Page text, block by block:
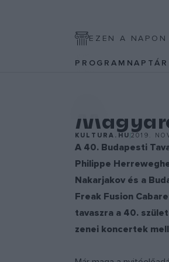
EZEN A NAPON
PROGRAMNAPTÁR
KULTURA.HU 2019.
A 40. Budapesti
Philippe
Nakarjakov és a
Freak Fusion
tavaszra a 40.
zenei koncertek